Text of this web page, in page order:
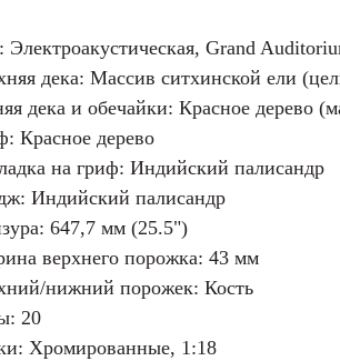
Электроакустическая, Grand
дека: Массив ситхинской ели
дека и обечайки: Красное дерево
Красное дерево
на гриф: Индийский палисандр
Индийский палисандр
647,7 мм (25.5")
верхнего порожка: 43 мм
нижний порожек: Кость
20
Хромированные, 1:18